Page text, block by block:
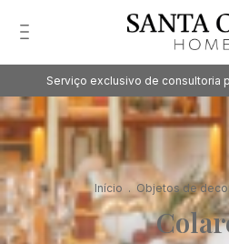
Serviço exclusivo de consultoria
Início . Objetos de